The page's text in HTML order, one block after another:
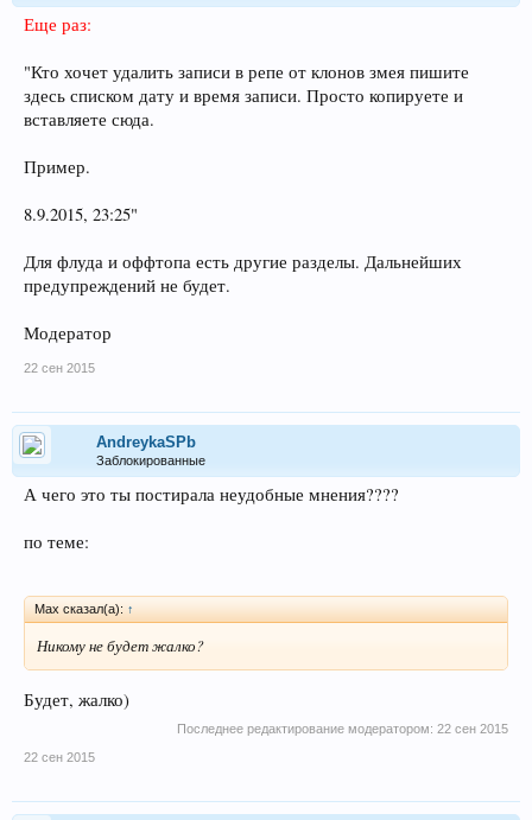
Еще раз:
"Кто хочет удалить записи в репе от клонов змея пишите
здесь списком дату и время записи. Просто копируете и
вставляете сюда.
Пример.
8.9.2015, 23:25"
Для флуда и оффтопа есть другие разделы. Дальнейших
предупреждений не будет.
Модератор
22 сен 2015
AndreykaSPb
Заблокированные
А чего это ты постирала неудобные мнения????
по теме:
Max сказал(а): ↑
Никому не будет жалко?
Будет, жалко)
Последнее редактирование модератором: 22 сен 2015
22 сен 2015